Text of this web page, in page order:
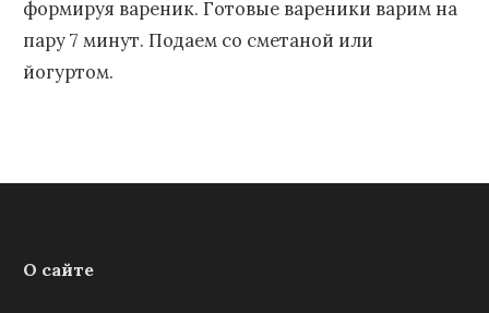
формируя вареник. Готовые вареники варим на
пару 7 минут. Подаем со сметаной или
йогуртом.
О сайте